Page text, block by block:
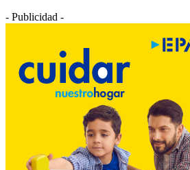
- Publicidad -